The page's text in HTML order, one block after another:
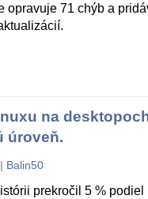
opravuje 71 chýb a
na
úroveň.
| Balin50
prekročil 5 % podiel